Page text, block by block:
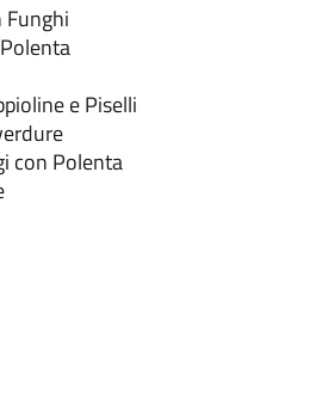
Funghi
e Piselli
con Polenta